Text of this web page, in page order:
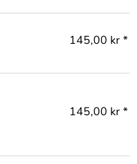
145,00 kr *
145,00 kr *